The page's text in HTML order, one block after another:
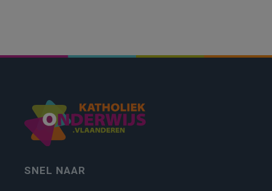
SNEL NAAR